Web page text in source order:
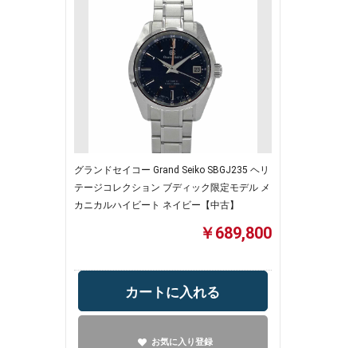
グランドセイコー Grand Seiko SBGJ235 ヘリ
テージコレクション ブディック限定モデル メ
カニカルハイビート ネイビー【中古】
￥689,800
カートに入れる
お気に入り登録